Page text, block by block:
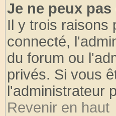
Je ne peux
Il y trois raisons
connecté,
du forum ou
privés. Si vous
l'administrateur
Revenir en haut